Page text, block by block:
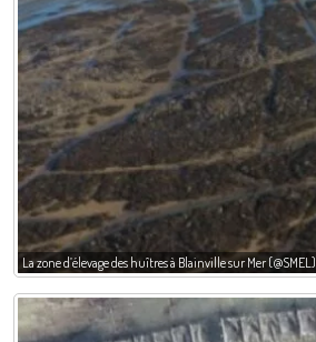
La zone d’élevage des huîtres à Blainville sur Mer (@SMEL)